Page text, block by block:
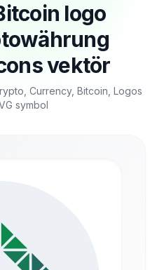
logo
vektör
Currency, Bitcoin, Logos
symbol